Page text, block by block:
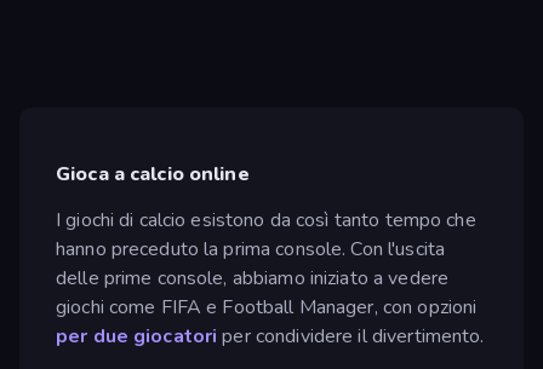
Gioca a calcio online
I giochi di calcio esistono da così tanto tempo che
hanno preceduto la prima console. Con l'uscita
delle prime console, abbiamo iniziato a vedere
giochi come FIFA e Football Manager, con opzioni
per due giocatori per condividere il divertimento.